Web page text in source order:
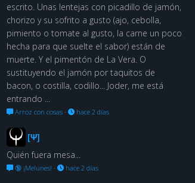
escrito. Unas lentejas con picadillo de jamón,
chorizo y su sofrito a gusto (ajo, cebolla,
pimiento o tomate al gusto, la carne un poco
hecha para que suelte el sabor) están de
muerte. Y el pimentón de La Vera. O
sustituyendo el jamón por taquitos de
bacon, o costilla, codillo... Joder, me está
entrando ...
Arroz con cosas · hace 2 días
[Ψ]
Quién fuera mesa...
🔞 ¡Melunes! · hace 2 días